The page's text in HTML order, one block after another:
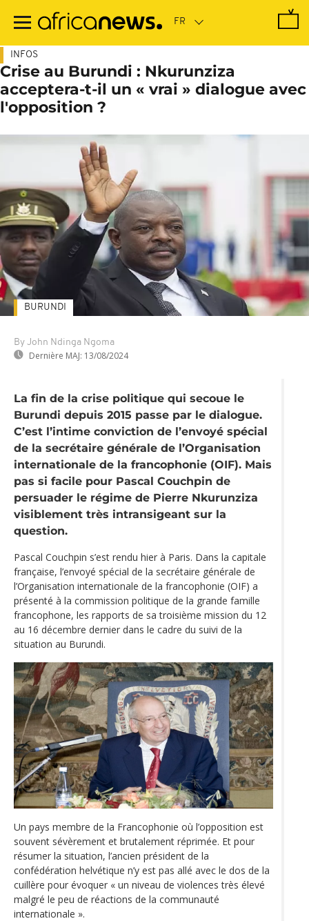
contenu
INFOS
Crise au Burundi : Nkurunziza
acceptera-t-il un « vrai » dialogue avec
l'opposition ?
By John Ndinga Ngoma
Dernière MAJ: 13/08/2024
BURUNDI
La fin de la crise politique qui secoue le
Burundi depuis 2015 passe par le dialogue.
C’est l’intime conviction de l’envoyé spécial
de la secrétaire générale de l’Organisation
internationale de la francophonie (OIF). Mais
pas si facile pour Pascal Couchpin de
persuader le régime de Pierre Nkurunziza
visiblement très intransigeant sur la
question.
Pascal Couchpin s’est rendu hier à Paris. Dans la capitale
française, l’envoyé spécial de la secrétaire générale de
l’Organisation internationale de la francophonie (OIF) a
présenté à la commission politique de la grande famille
francophone, les rapports de sa troisième mission du 12
au 16 décembre dernier dans le cadre du suivi de la
situation au Burundi.
Un pays membre de la Francophonie où l’opposition est
souvent sévèrement et brutalement réprimée. Et pour
résumer la situation, l’ancien président de la
confédération helvétique n’y est pas allé avec le dos de la
cuillère pour évoquer « un niveau de violences très élevé
malgré le peu de réactions de la communauté
internationale ».